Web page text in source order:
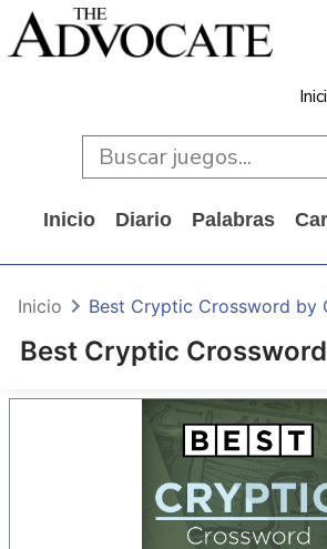
Inicio Diario Palabras
Best Cryptic
Inicio Best Cryptic Crossword by